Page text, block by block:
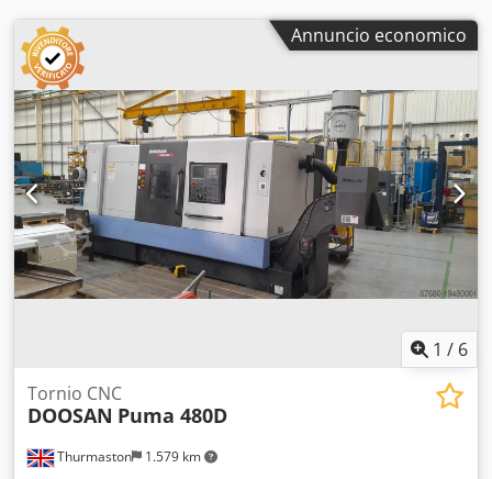
mm - avanzamento rapido sugli assi Z e X: 5000 mm/min -
corsa trasversale: 410 mm - corsa longitudinale: 3000 /
oppure 4000 mm - dimensioni della macchina per 3 m: H -
2900 mm, L - 2705 mm, P - 8135 mm - peso della macchina:
24.000 kg / per 3 m di lunghezza di tornitura /
Annuncio economico
1 / 6
Thurmaston 1.579 km
Tornio CNC
DOOSAN Puma 480D